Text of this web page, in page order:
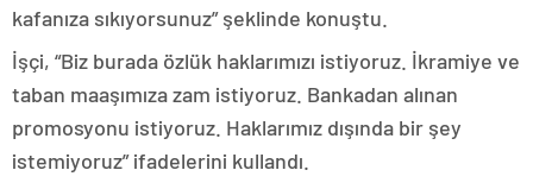
kafanıza sıkıyorsunuz” şeklinde konuştu.
İşçi, “Biz burada özlük haklarımızı istiyoruz. İkramiye ve
taban maaşımıza zam istiyoruz. Bankadan alınan
promosyonu istiyoruz. Haklarımız dışında bir şey
istemiyoruz” ifadelerini kullandı.